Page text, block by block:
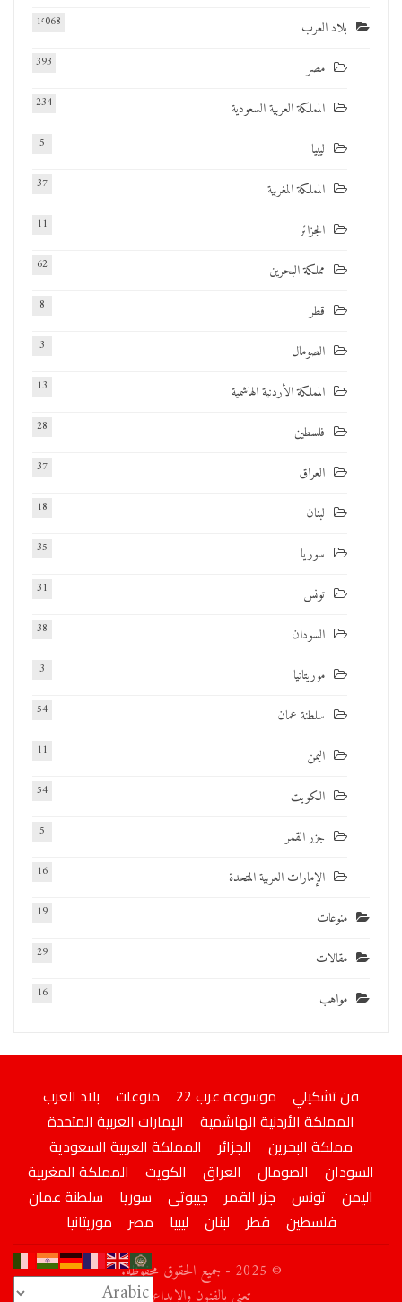
بلاد العرب 1٬068
مصر 393
المملكة العربية السعودية 234
ليبيا 5
المملكة المغربية 37
الجزائر 11
مملكة البحرين 62
قطر 8
الصومال 3
المملكة الأردنية الهاشمية 13
فلسطين 28
العراق 37
لبنان 18
سوريا 35
تونس 31
السودان 38
موريتانيا 3
سلطنة عمان 54
اليمن 11
الكويت 54
جزر القمر 5
الإمارات العربية المتحدة 16
منوعات 19
مقالات 29
مواهب 16
فن تشكيلي موسوعة عرب 22 منوعات
بلاد العرب
المملكة الأردنية الهاشمية
الإمارات العربية المتحدة
مملكة البحرين
الجزائر
المملكة العربية السعودية
السودان
الصومال العراق الكويت
المملكة المغربية
اليمن
تونس جزر القمر جيبوتى سوريا
سلطنة عمان
فلسطين
قطر لبنان ليبيا مصر موريتانيا
© 2025 - جميع الحقوق محفوظة.
تعني بالفنون والإبداع